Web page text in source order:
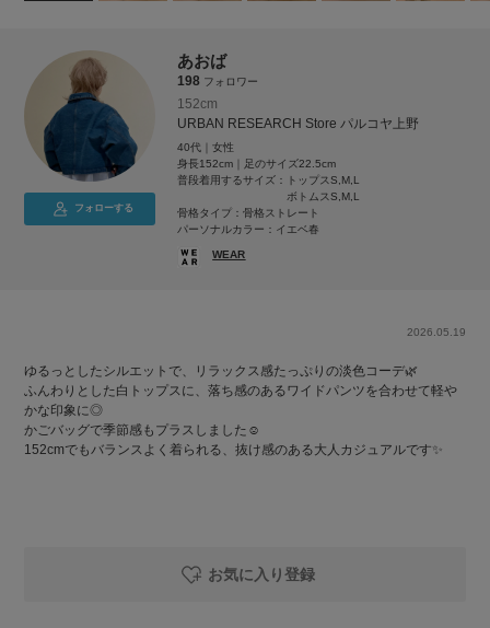
フォローする
あおば
198 フォロワー
152cm
URBAN RESEARCH Store パルコヤ上野
40代｜女性
身長152cm｜足のサイズ22.5cm
普段着用するサイズ：
トップスS,M,L
ボトムスS,M,L
骨格タイプ：骨格ストレート
パーソナルカラー：イエベ春
WEAR
2026.05.19
ゆるっとしたシルエットで、リラックス感たっぷりの淡色コーデ🌿
ふんわりとした白トップスに、落ち感のあるワイドパンツを合わせて軽や
かな印象に◎
かごバッグで季節感もプラスしました☺️
152cmでもバランスよく着られる、抜け感のある大人カジュアルです✨
お気に入り登録